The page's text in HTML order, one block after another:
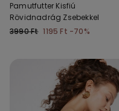
Pamutfutter Kisfiú
Rövidnadrág Zsebekkel
3990 Ft 1195 Ft -70%